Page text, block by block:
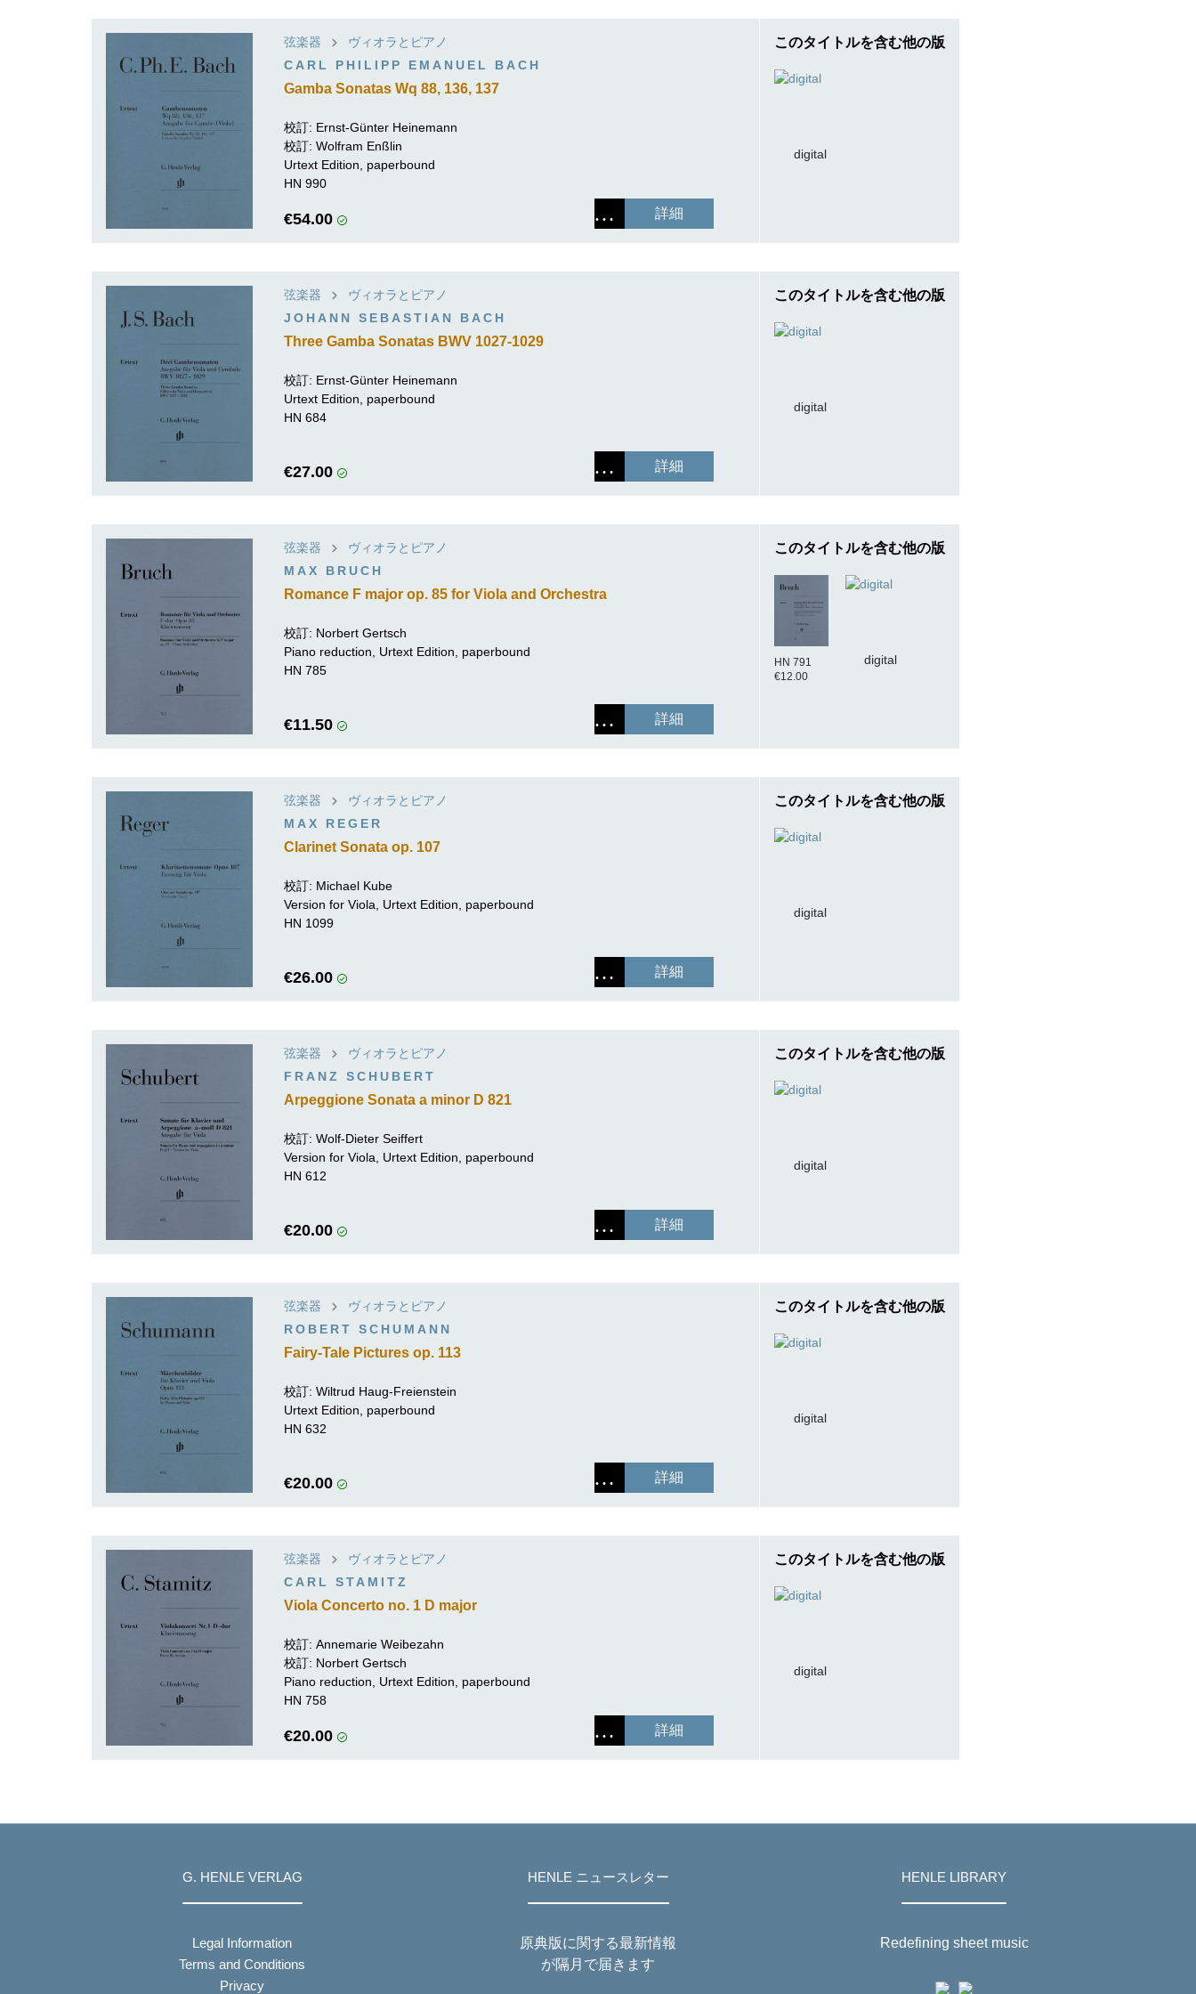
弦楽器
ヴィオラとピアノ
CARL PHILIPP EMANUEL BACH
Gamba Sonatas Wq 88, 136, 137
校訂: Ernst-Günter Heinemann
校訂: Wolfram Enßlin
Urtext Edition, paperbound
HN 990
€54.00 詳細
このタイトルを含む他の版
digital
弦楽器
ヴィオラとピアノ
JOHANN SEBASTIAN BACH
Three Gamba Sonatas BWV 1027-1029
校訂: Ernst-Günter Heinemann
Urtext Edition, paperbound
HN 684
€27.00 詳細
このタイトルを含む他の版
digital
弦楽器
ヴィオラとピアノ
MAX BRUCH
Romance F major op. 85 for Viola and Orchestra
校訂: Norbert Gertsch
Piano reduction, Urtext Edition, paperbound
HN 785
€11.50 詳細
このタイトルを含む他の版
HN 791
€12.00
digital
弦楽器
ヴィオラとピアノ
MAX REGER
Clarinet Sonata op. 107
校訂: Michael Kube
Version for Viola, Urtext Edition, paperbound
HN 1099
€26.00 詳細
このタイトルを含む他の版
digital
弦楽器
ヴィオラとピアノ
FRANZ SCHUBERT
Arpeggione Sonata a minor D 821
校訂: Wolf-Dieter Seiffert
Version for Viola, Urtext Edition, paperbound
HN 612
€20.00 詳細
このタイトルを含む他の版
digital
弦楽器
ヴィオラとピアノ
ROBERT SCHUMANN
Fairy-Tale Pictures op. 113
校訂: Wiltrud Haug-Freienstein
Urtext Edition, paperbound
HN 632
€20.00 詳細
このタイトルを含む他の版
digital
弦楽器
ヴィオラとピアノ
CARL STAMITZ
Viola Concerto no. 1 D major
校訂: Annemarie Weibezahn
校訂: Norbert Gertsch
Piano reduction, Urtext Edition, paperbound
HN 758
€20.00 詳細
このタイトルを含む他の版
digital
G. HENLE VERLAG
Legal Information
Terms and Conditions
Privacy
HENLE ニュースレター
原典版に関する最新情報
が隔月で届きます
HENLE LIBRARY
Redefining sheet music